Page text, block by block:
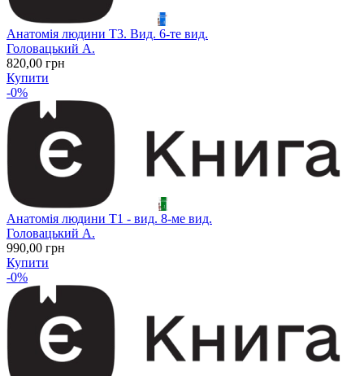
Анатомія людини Т3. Вид. 6-те вид.
Головацький А.
820,00 грн
Купити
-0%
Анатомія людини Т1 - вид. 8-ме вид.
Головацький А.
990,00 грн
Купити
-0%